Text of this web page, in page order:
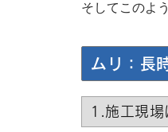
そしてこのよ
ムリ：長
1.施工現場